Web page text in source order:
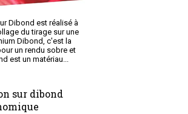
Dibond est réalisé à
du tirage sur une
Dibond, c'est la
un rendu sobre et
est un matériau...
sur dibond